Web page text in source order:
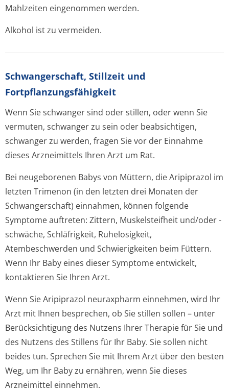
Mahlzeiten eingenommen werden.
Alkohol ist zu vermeiden.
Schwangerschaft, Stillzeit und
Fortpflanzungsfähig­keit
Wenn Sie schwanger sind oder stillen, oder wenn Sie
vermuten, schwanger zu sein oder beabsichtigen,
schwanger zu werden, fragen Sie vor der Einnahme
dieses Arzneimittels Ihren Arzt um Rat.
Bei neugeborenen Babys von Müttern, die Aripiprazol im
letzten Trimenon (in den letzten drei Monaten der
Schwangerschaft) einnahmen, können folgende
Symptome auftreten: Zittern, Muskelsteifheit und/oder -
schwäche, Schläfrigkeit, Ruhelosigkeit,
Atembeschwerden und Schwierigkeiten beim Füttern.
Wenn Ihr Baby eines dieser Symptome entwickelt,
kontaktieren Sie Ihren Arzt.
Wenn Sie Aripiprazol neuraxpharm einnehmen, wird Ihr
Arzt mit Ihnen besprechen, ob Sie stillen sollen – unter
Berücksichtigung des Nutzens Ihrer Therapie für Sie und
des Nutzens des Stillens für Ihr Baby. Sie sollen nicht
beides tun. Sprechen Sie mit Ihrem Arzt über den besten
Weg, um Ihr Baby zu ernähren, wenn Sie dieses
Arzneimittel einnehmen.